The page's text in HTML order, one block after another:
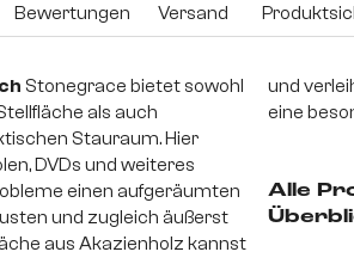
Bewertungen Versand
Stonegrace bietet sowohl
als auch
Stauraum. Hier
DVDs und weiteres
einen aufgeräumten
und zugleich äußerst
aus Akazienholz kannst
und
eine
Alle